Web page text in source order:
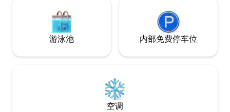
游泳池 内部免费停车位
空调